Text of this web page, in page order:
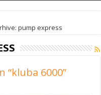
pump express
“kluba 6000”